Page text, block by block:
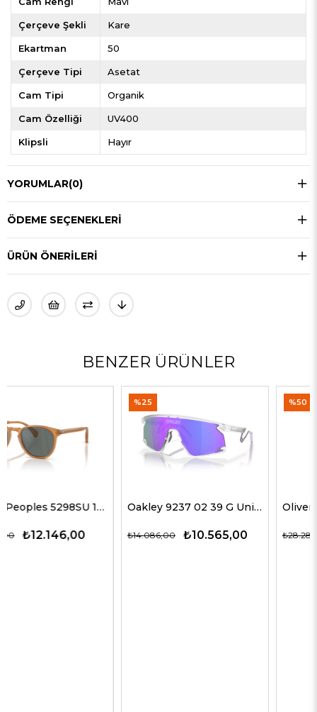
Çerçeve Şekli Kare
Ekartman 50
Çerçeve Tipi Asetat
Cam Tipi Organik
Cam Özelliği UV400
Klipsli Hayır
YORUMLAR(0)
ÖDEME SEÇENEKLERI
ÜRÜN ÖNERILERI
BENZER ÜRÜNLER
Oakley 9237 02 39 G Unisex Güneş Gözlükleri
₺10.565,00
₺14.086,00
Oliver Peoples 5514SU 1678C5 51 G Unisex Güneş Gözlükleri
₺14.143,00
₺28.285,00